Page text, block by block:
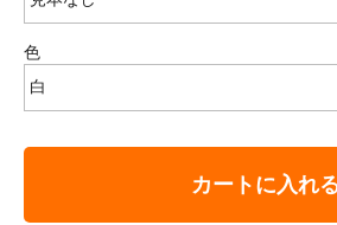
色
カートに入れ